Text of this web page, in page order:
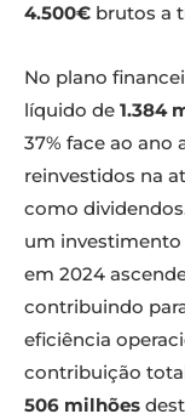
4.500€ brutos a
No plano
líquido de 1.384
37% face ao ano
reinvestidos na
como
um investimento
em 2024
contribuindo
eficiência
contribuição
506 milhões